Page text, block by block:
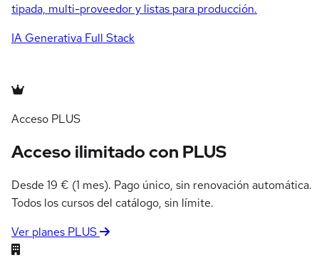
tipada, multi-proveedor y listas para producción.
IA Generativa Full Stack
Acceso PLUS
Acceso ilimitado con PLUS
Desde 19 € (1 mes). Pago único, sin renovación automática.
Todos los cursos del catálogo, sin límite.
Ver planes PLUS